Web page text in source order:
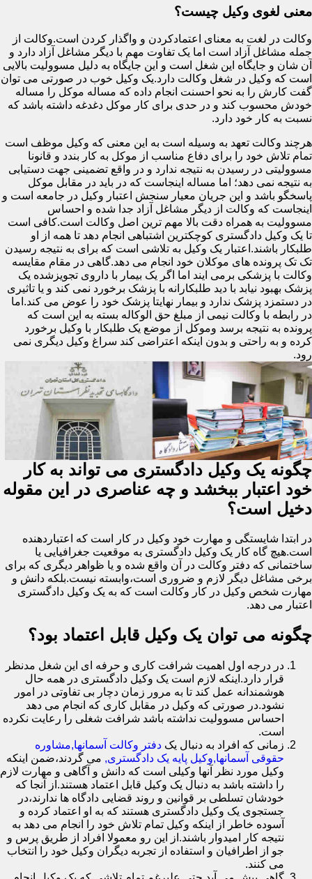
معنی لغوی وکیل چیست؟
وکالت در لغت به معنای اعتمادکردن و واگذار کردن است.وکالت از
جمله مشاغل آزاد است اما یک تفاوت مهم با دیگر مشاغل آزاد دارد و
آن شان و جایگاه این شغل است و این جایگاه به دلیل مسوولیت بالایی
است که وکیل در شغل وکالت دارد.یک وکیل خوب در صورتی می توان
گفت کارش را به نحو احسنت انجام داده که مساله موکل را مساله
خودش محسوب کند و در حدی برای کار موکل دغدغه داشته باشد که
نسبت به کار خود دارد.
هرچند وکالت تعهد به وسیله است به این معنی که وکیل موظف است
تمام تلاش خود را برای دفاع مناسب از موکل به کار بندد و قانونا
مسوولیتی در رسیدن به نتیجه ندارد و در واقع تضمینی جهت دستیابی
به نتیجه نمی دهد؛ اما مساله اینجاست که در باید در مقابل موکل
پاسخگو باشد و این جریان معیار سنجش اعتبار وکیل در جامعه است و
اینجاست که وکالت از دیگر مشاغل آزاد جدا شده و احساس
مسوولیت به همراه دقت بالا مهم ترین اصل وکالت است.کافی است
تا یک وکیل دادگستری کوچکترین اشتباهی انجام دهد تا همه از او
طلبکار باشند.اعتبار یک وکیل به تلاشی است که برای به نتیجه رسیدن
تک تک پرونده های موکلان خود انجام می دهد.گاهی در مقام مقایسه
وکالت با پزشکی برمی ایند اما اگر یک بیمار با داروی تجویزشده یک
پزشک بهبود نیابد با دید طلبکارانه با پزشک برخورد نمی کند و یا تاثیری
در دستمزد پزشک ندارد و بیمار نهایتا پزشک خود را عوض می کند.اما
در رابطه با وکالت نیمی از مبلغ حق الوکاله بسته به این است که
پرونده به نتیجه برسد وموکل از موضع یک طلبکار با وکیل برخورد
کرده و به راحتی و بدون اینکه اعتراضی کند سراغ وکیل دیگری نمی
رود.
چگونه یک وکیل دادگستری می تواند به کار
خود اعتبار ببخشد و چه عناصری در این مقوله
دخیل است؟
در ابتدا شایستگی و مهارت خود وکیل در کار است که اعتباردهنده
است.هیچ گاه کار یک وکیل دادگستری به موقعیت جغرافیایی یا
ساختمانی که دفتر وکالت در آن واقع شده و یا ظواهر دیگری که برای
برخی مشاغل دیگر لازم و ضروری است،وابسته نیست.بلکه دانش و
مهارت شخص وکیل در کار وکالت است که به یک وکیل دادگستری
اعتبار می دهد.
چگونه می توان یک وکیل قابل اعتماد بود؟
در درجه اول اهمیت شرافت کاری و حرفه ای این شغل مدنظر
قرار دارد.اینکه لازم است یک وکیل دادگستری در همه حال
هوشمندانه عمل کند تا به مرور زمان دچار بی تفاوتی در امور
نشود.در صورتی که وکیل در مقابل کاری که انجام می دهد
احساس مسوولیت نداشته باشد شرافت شغلی را رعایت نکرده
است.
زمانی که افراد به دنبال یک دفتر وکالت آسمانها,مشاوره
حقوقی آسمانها,وکیل پایه یک دادگستری, می گردند،ضمن اینکه
وکیل مورد نظر آنها وکیلی است که دانش و آگاهی و مهارت لازم
را داشته باشد به دنبال یک وکیل قابل اعتماد هستند.از آنجا که
خودشان تسلطی بر قوانین و روند قضایی دادگاه ها ندارند،در
جستجوی یک وکیل دادگستری هستند که به او اعتماد کرده و
آسوده خاطر از اینکه وکیل تمام تلاش خود را انجام می دهد به
نتیجه کار امیدوار باشند.از این رو معمولا افراد از طریق پرس و
جو از اطرافیان و استفاده از تجربه دیگران وکیل خود را انتخاب
می کنند.